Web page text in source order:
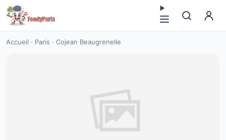
Accueil · Paris · Cojean Beaugrenelle